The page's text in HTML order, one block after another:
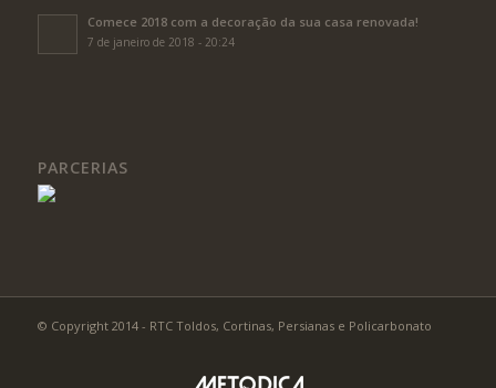
Comece 2018 com a decoração da sua casa renovada!
7 de janeiro de 2018 - 20:24
PARCERIAS
© Copyright 2014 - RTC Toldos, Cortinas, Persianas e Policarbonato